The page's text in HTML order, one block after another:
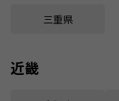
三重県
近畿